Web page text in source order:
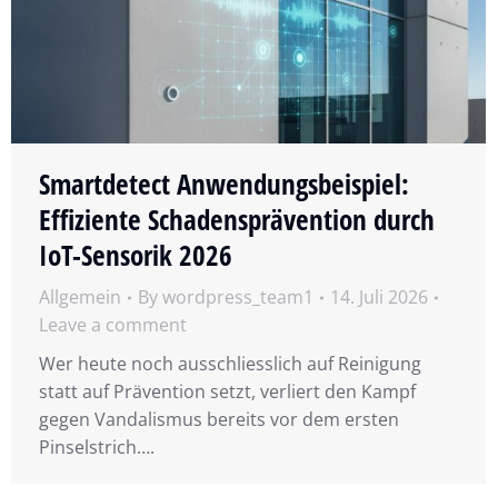
Smartdetect Anwendungsbeispiel:
Effiziente Schadensprävention durch
IoT-Sensorik 2026
Allgemein Bywordpress_team1
14. Juli 2026
Leave a comment
Wer heute noch ausschliesslich auf Reinigung
statt auf Prävention setzt, verliert den Kampf
gegen Vandalismus bereits vor dem ersten
Pinselstrich….